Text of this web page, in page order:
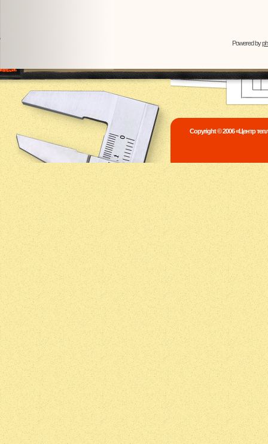
Powered by
Copyright © 2006 «Центр